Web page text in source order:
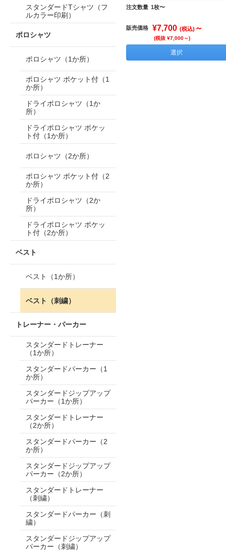
注文数量 1枚〜
販売価格 ¥7,700 (税込) ～
(税抜 ¥7,000～)
選択
スタンダードTシャツ（フ
ルカラー印刷）
ポロシャツ
ポロシャツ（1か所）
ポロシャツ ポケット付（1
か所）
ドライポロシャツ（1か
所）
ドライポロシャツ ポケッ
ト付（1か所）
ポロシャツ（2か所）
ポロシャツ ポケット付（2
か所）
ドライポロシャツ（2か
所）
ドライポロシャツ ポケッ
ト付（2か所）
ベスト
ベスト（1か所）
ベスト（刺繍）
トレーナー・パーカー
スタンダードトレーナー
（1か所）
スタンダードパーカー（1
か所）
スタンダードジップアップ
パーカー（1か所）
スタンダードトレーナー
（2か所）
スタンダードパーカー（2
か所）
スタンダードジップアップ
パーカー（2か所）
スタンダードトレーナー
（刺繍）
スタンダードパーカー（刺
繍）
スタンダードジップアップ
パーカー（刺繍）